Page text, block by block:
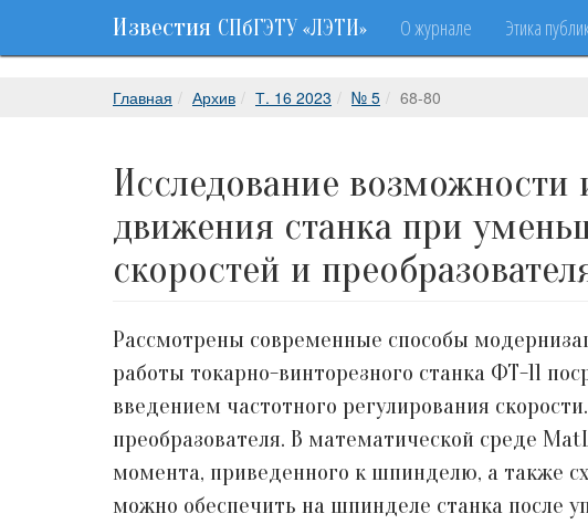
Известия СПбГЭТУ «ЛЭТИ» О журнале Этика
Главная Архив Т. 16 2023 № 5 68-80
Исследование возможности
движения станка при
скоростей и
Рассмотрены современные способы
работы токарно-винторезного станка ФТ-11
введением частотного регулирования
преобразователя. В математической среде
момента, приведенного к шпинделю, а также
можно обеспечить на шпинделе станка после